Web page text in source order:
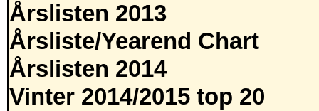
Årslisten 2013
Årsliste/Yearend Chart
Årslisten 2014
Vinter 2014/2015 top 20